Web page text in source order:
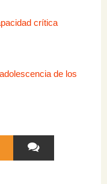
crítica
de los